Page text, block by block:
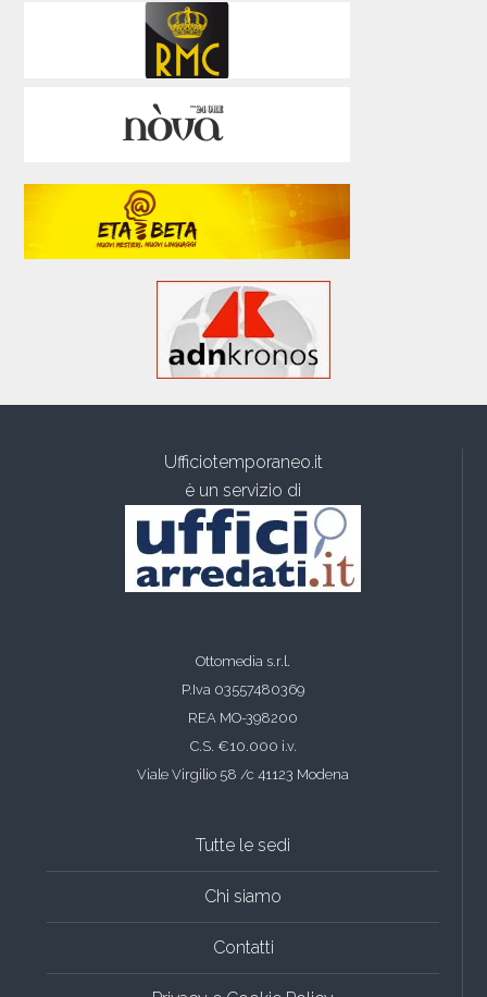
Ufficiotemporaneo.it
è un servizio di
Ottomedia s.r.l.
P.Iva 03557480369
REA MO-398200
C.S. €10.000 i.v.
Viale Virgilio 58 /c 41123 Modena
Tutte le sedi
Chi siamo
Contatti